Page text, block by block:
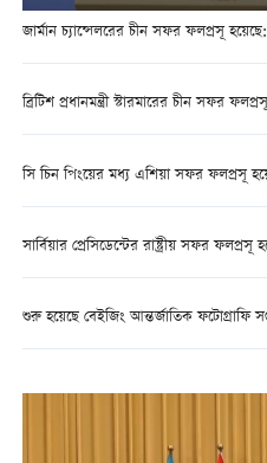
জার্মান চ্যান্সেলরের চীন সফর ফলপ্রসূ
ব্রিটিশ প্রধানমন্ত্রী স্টারমারের চীন সফর
সি চিন পিংয়ের মধ্য এশিয়া সফর ফলপ্রসূ
সার্বিয়ার প্রেসিডেন্টের রাষ্ট্রীয় সফর ফলপ্রসূ
শুরু হয়েছে বেইজিং আন্তর্জাতিক ফটোগ্রাফি